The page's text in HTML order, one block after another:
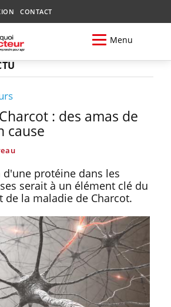
CONTACT
Menu
: des amas de
cause
protéine dans les
serait à un élément clé du
de la maladie de Charcot.